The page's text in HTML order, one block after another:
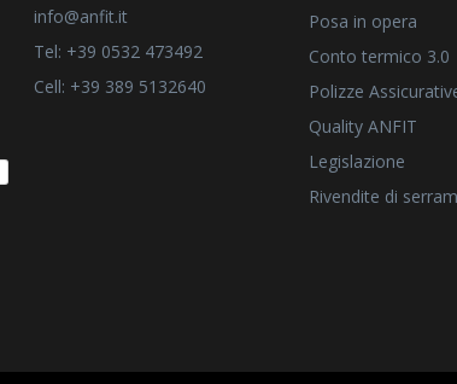
info@anfit.it
Tel: +39 0532 473492
Cell: +39 389 5132640
Posa in opera
Conto termico 3.0
Polizze
Quality ANFIT
Legislazione
Rivendite di